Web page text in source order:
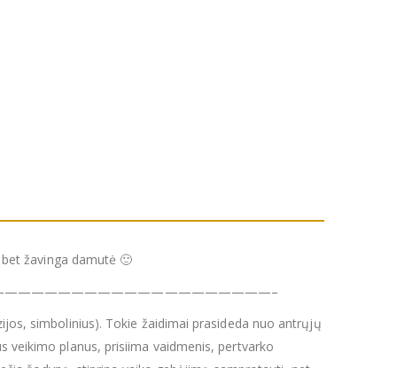
žavinga damutė 🙂
simbolinius). Tokie žaidimai prasideda nuo antrųjų
veikimo planus, prisiima vaidmenis, pertvarko